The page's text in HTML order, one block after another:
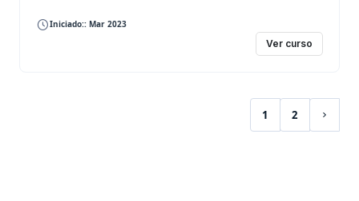
Iniciado:: Mar 2023
Ver curso
1
(current)
2